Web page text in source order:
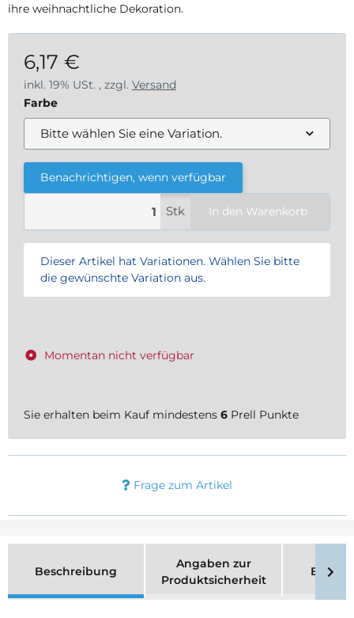
ihre weihnachtliche Dekoration.
6,17 €
inkl. 19% USt. , zzgl. Versand
Farbe
Bitte wählen Sie eine Variation.
Benachrichtigen, wenn verfügbar
Stk In den Warenkorb
x
Dieser Artikel hat Variationen. Wählen Sie bitte
die gewünschte Variation aus.
Momentan nicht verfügbar
Sie erhalten beim Kauf mindestens 6 Prell Punkte
Frage zum Artikel
Beschreibung
Angaben zur
Produktsicherheit